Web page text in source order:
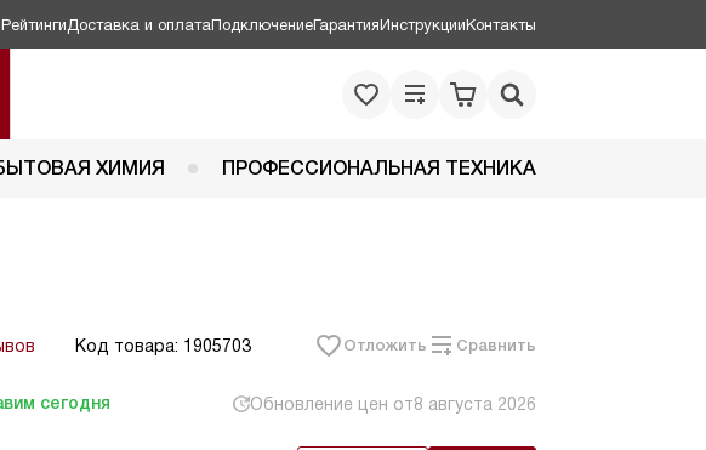
Рейтинги Доставка и оплатаПодключениеГарантияИнструкцииКонтакты
ХИМИЯ ПРОФЕССИОНАЛЬНАЯ ТЕХНИКА
Код товара: 1905703 Отложить Сравнить
сегодня Обновление цен от8 августа 2026